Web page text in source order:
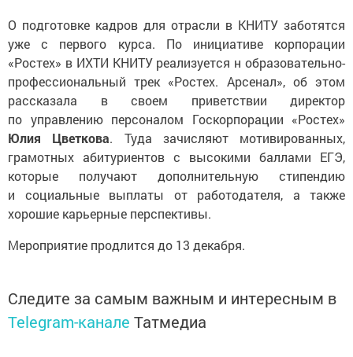
О подготовке кадров для отрасли в КНИТУ заботятся
уже с первого курса. По инициативе корпорации
«Ростех» в ИХТИ КНИТУ реализуется н образовательно-
профессиональный трек «Ростех. Арсенал», об этом
рассказала в своем приветствии директор
по управлению персоналом Госкорпорации «Ростех»
Юлия Цветкова. Туда зачисляют мотивированных,
грамотных абитуриентов с высокими баллами ЕГЭ,
которые получают дополнительную стипендию
и социальные выплаты от работодателя, а также
хорошие карьерные перспективы.
Мероприятие продлится до 13 декабря.
Следите за самым важным и интересным в
Telegram-канале Татмедиа